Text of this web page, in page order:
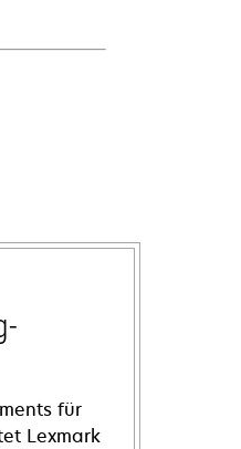
für
Lexmark